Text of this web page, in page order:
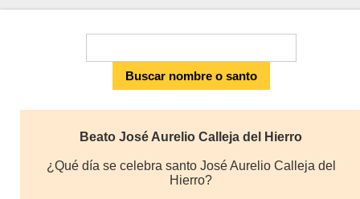
Beato José Aurelio Calleja del Hierro
¿Qué día se celebra santo José Aurelio Calleja del
Hierro?